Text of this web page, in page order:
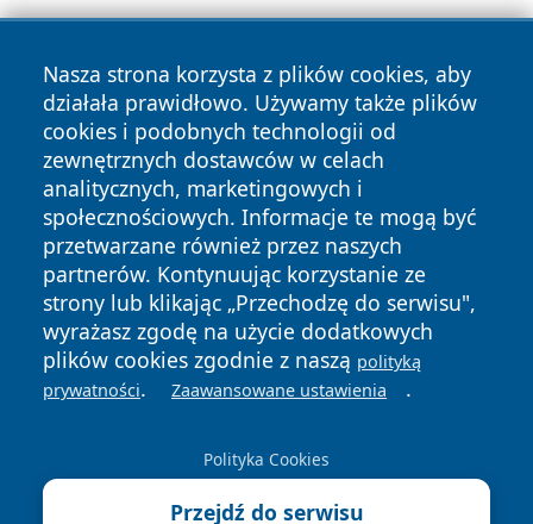
Nasza strona korzysta z plików cookies, aby
działała prawidłowo. Używamy także plików
cookies i podobnych technologii od
zewnętrznych dostawców w celach
analitycznych, marketingowych i
społecznościowych. Informacje te mogą być
przetwarzane również przez naszych
partnerów. Kontynuując korzystanie ze
strony lub klikając „Przechodzę do serwisu",
wyrażasz zgodę na użycie dodatkowych
plików cookies zgodnie z naszą polityką
prywatności. Zaawansowane ustawienia .
Polityka Cookies
Przejdź do serwisu
Copyright © 2026 ostrolecki24.pl Wszystkie prawa
zastrzeżone.
News Autorzy
Polityka
Prywatności
Polityka
Cookies